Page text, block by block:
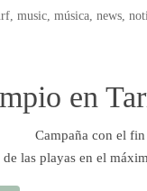
,music,música,news,
en
Campaña con el
las playas en el